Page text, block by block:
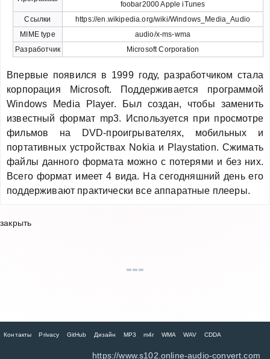
foobar2000 Apple iTunes
Ссылки
https://en.wikipedia.org/wiki/Windows_Media_Audio
MIME type
audio/x-ms-wma
Разработчик
Microsoft Corporation
Впервые появился в 1999 году, разработчиком стала
корпорация Microsoft. Поддерживается программой
Windows Media Player. Был создан, чтобы заменить
известный формат mp3. Используется при просмотре
фильмов на DVD-проигрывателях, мобильных и
портативных устройствах Nokia и Playstation. Сжимать
файлы данного формата можно с потерями и без них.
Всего формат имеет 4 вида. На сегодняшний день его
поддерживают практически все аппаратные плееры.
закрыть
Контакты Privacy GitHub Дизайн MP3 m4r WMA WAV CDDA
https://www.s102.online-audio-convert.com